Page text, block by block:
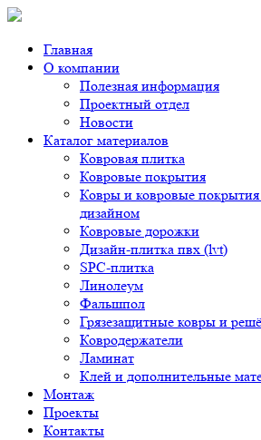
Главная
О компании
Полезная информация
Проектный отдел
Новости
Каталог материалов
Ковровая плитка
Ковровые покрытия
Ковры и ковровые
дизайном
Ковровые дорожки
Дизайн-плитка пвх (lvt)
SPC-плитка
Линолеум
Фальшпол
Грязезащитные ковры и
Ковродержатели
Ламинат
Клей и дополнительные
Монтаж
Проекты
Контакты